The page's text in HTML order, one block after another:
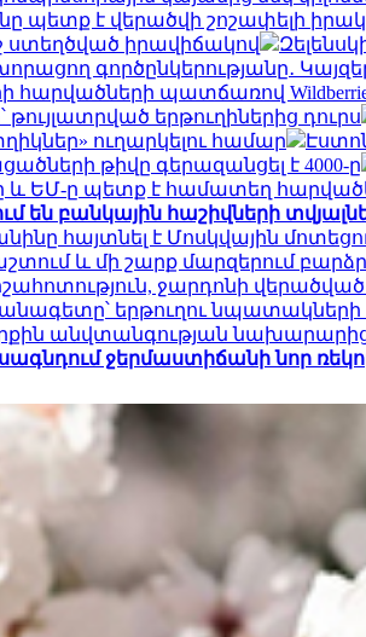
պետք է վերածվի շոշափելի
ստեղծված իրավիճակով
գործընկերությանը․
հարվածների պատճառով
երթուղիներից դուրս
ուղարկելու համար
թիվը գերազանցել է 4000-ը
և ԵՄ-ը պետք է համատեղ
են բանկային հաշիվների
հայտնել է Մոսկվային
և մի շարք մարզերում
ջարդոնի
երթուղու նպատակների
անվտանգության
ջերմաստիճանի նոր